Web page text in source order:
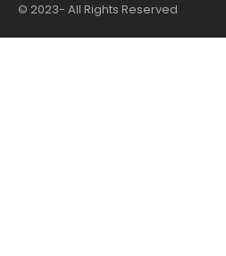
© 2023- All Rights Reserved